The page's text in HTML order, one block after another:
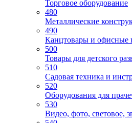
Торговое оборудование
480
Металлические
490
Канцтовары и офисные
500
Товары для детского
510
Садовая техника и
520
Оборудования для
530
Видео, фото, световое,